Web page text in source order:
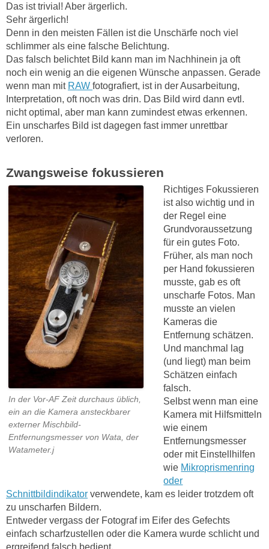
Das ist trivial! Aber ärgerlich.
Sehr ärgerlich!
Denn in den meisten Fällen ist die Unschärfe noch viel
schlimmer als eine falsche Belichtung.
Das falsch belichtet Bild kann man im Nachhinein ja oft
noch ein wenig an die eigenen Wünsche anpassen. Gerade
wenn man mit RAW fotografiert, ist in der Ausarbeitung,
Interpretation, oft noch was drin. Das Bild wird dann evtl.
nicht optimal, aber man kann zumindest etwas erkennen.
Ein unscharfes Bild ist dagegen fast immer unrettbar
verloren.
Zwangsweise fokussieren
In der Vor-AF Zeit durchaus üblich,
ein an die Kamera ansteckbarer
externer Mischbild-
Entfernungsmesser von Wata, der
Watameter.j
Richtiges Fokussieren
ist also wichtig und in
der Regel eine
Grundvoraussetzung
für ein gutes Foto.
Früher, als man noch
per Hand fokussieren
musste, gab es oft
unscharfe Fotos. Man
musste an vielen
Kameras die
Entfernung schätzen.
Und manchmal lag
(und liegt) man beim
Schätzen einfach
falsch.
Selbst wenn man eine
Kamera mit Hilfsmitteln
wie einem
Entfernungsmesser
oder mit Einstellhilfen
wie Mikroprismenring
oder
Schnittbildindikator verwendete, kam es leider trotzdem oft
zu unscharfen Bildern.
Entweder vergass der Fotograf im Eifer des Gefechts
einfach scharfzustellen oder die Kamera wurde schlicht und